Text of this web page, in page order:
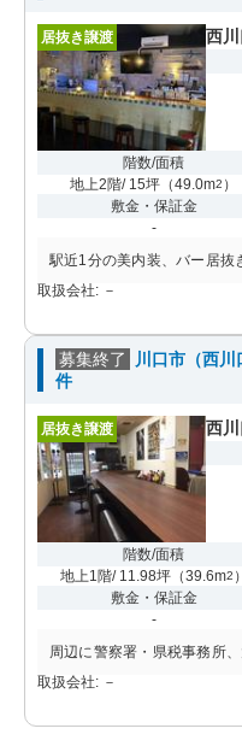
居抜き譲渡 西川
階数/面積
地上2階/ 15坪 （49.0m2 ）
敷金・保証金
-
駅近1分の美内装、バー居抜
取扱会社: －
募集終了
川口市（西
件
居抜き譲渡 西川
階数/面積
地上1階/ 11.98坪（39.6m2 ）
敷金・保証金
-
周辺に警察署・県税事務所
取扱会社: －